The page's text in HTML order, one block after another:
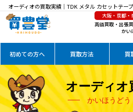
オーディオの買取実績｜TDK メタル カセットテー
大阪・京都・
高価買取・出張
かい
初めての方へ 買取方法 買
オーディオ
かいほうどう